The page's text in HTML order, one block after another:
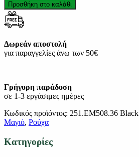
Προσθήκη στο καλάθι
Δωρεάν αποστολή
για παραγγελίες άνω των 50€
Γρήγορη παράδοση
σε 1-3 εργάσιμες ημέρες
Κωδικός προϊόντος: 251.EM508.36 Black
Μαγιό, Ρούχα
Κατηγορίες